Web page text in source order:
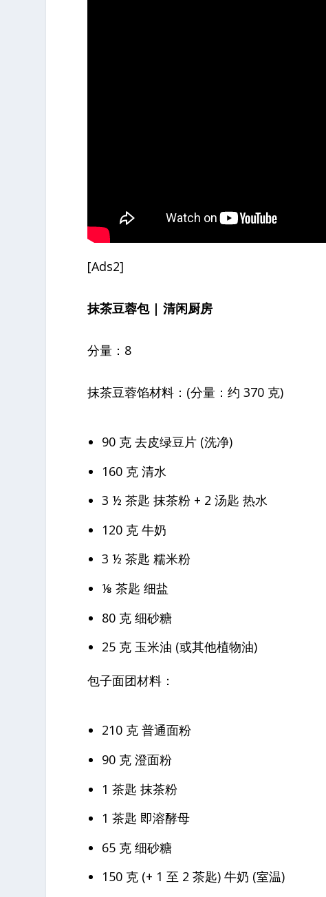
[Ads2]
抹茶豆蓉包 | 清闲厨房
分量：8
抹茶豆蓉馅材料：(分量：约 370 克)
90 克 去皮绿豆片 (洗净)
160 克 清水
3 ½ 茶匙 抹茶粉 + 2 汤匙 热水
120 克 牛奶
3 ½ 茶匙 糯米粉
⅛ 茶匙 细盐
80 克 细砂糖
25 克 玉米油 (或其他植物油)
包子面团材料：
210 克 普通面粉
90 克 澄面粉
1 茶匙 抹茶粉
1 茶匙 即溶酵母
65 克 细砂糖
150 克 (+ 1 至 2 茶匙) 牛奶 (室温)